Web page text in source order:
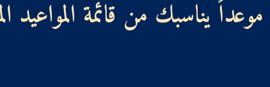
يناسبك من قائمة المواعيد